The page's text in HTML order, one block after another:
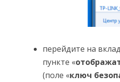
перейдите на
пункте «
(поле «ключ